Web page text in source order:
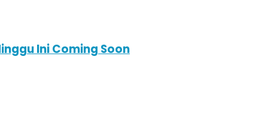
Ini Coming Soon